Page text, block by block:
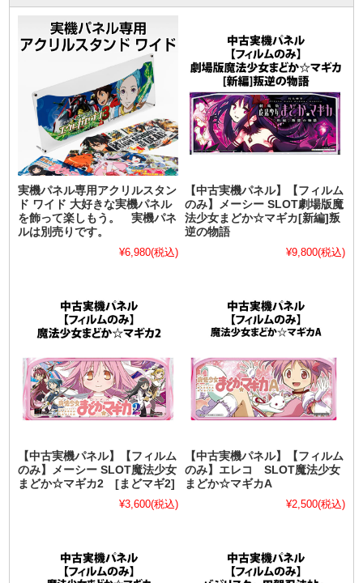
実機パネル専用アクリルスタン
ド ワイド 大好きな実機パネル
を飾って楽しもう。 実機パネ
ルは別売りです。
¥6,980(税込)
【中古実機パネル】【フィルム
のみ】メーシー SLOT劇場版魔
法少女まどか☆マギカ[新編]叛
逆の物語
¥9,800(税込)
【中古実機パネル】【フィルム
のみ】メーシー SLOT魔法少女
まどか☆マギカ2 [まどマギ2]
¥3,600(税込)
【中古実機パネル】【フィルム
のみ】エレコ SLOT魔法少女
まどか☆マギカA
¥2,500(税込)